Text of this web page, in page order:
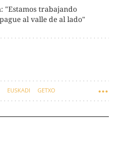
"Estamos trabajando
al valle de al lado"
EUSKADI GETXO